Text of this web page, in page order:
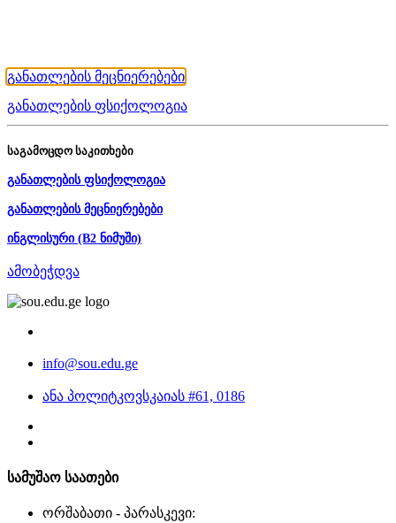
განათლების მეცნიერებები
განათლების ფსიქოლოგია
საგამოცდო საკითხები
განათლების ფსიქოლოგია
განათლების მეცნიერებები
ინგლისური (B2 ნიმუში)
ამობეჭდვა
info@sou.edu.ge
ანა პოლიტკოვსკაიას #61, 0186
სამუშაო საათები
ორშაბათი - პარასკევი: